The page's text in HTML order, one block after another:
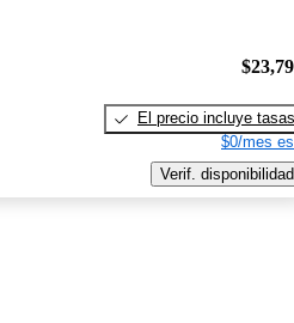
El precio incluye tasas
$0/mes
Verif. disponibilidad